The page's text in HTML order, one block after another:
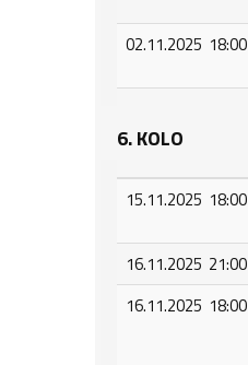
02.11.2025 18:00
6. KOLO
15.11.2025 18:00
16.11.2025 21:00
16.11.2025 18:00